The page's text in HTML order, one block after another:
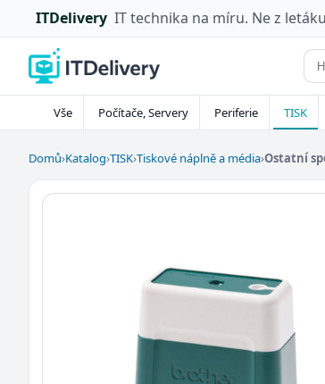
ITDelivery IT technika na míru. Ne z
Vše Počítače, Servery Periferie TISK
Domů›Katalog›TISK›Tiskové náplně a média›Ostatní